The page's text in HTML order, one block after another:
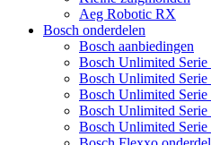
Aeg Robotic RX
Bosch onderdelen
Bosch aanbiedingen
Bosch Unlimited Serie
Bosch Unlimited Serie
Bosch Unlimited Serie
Bosch Unlimited Serie
Bosch Unlimited Serie